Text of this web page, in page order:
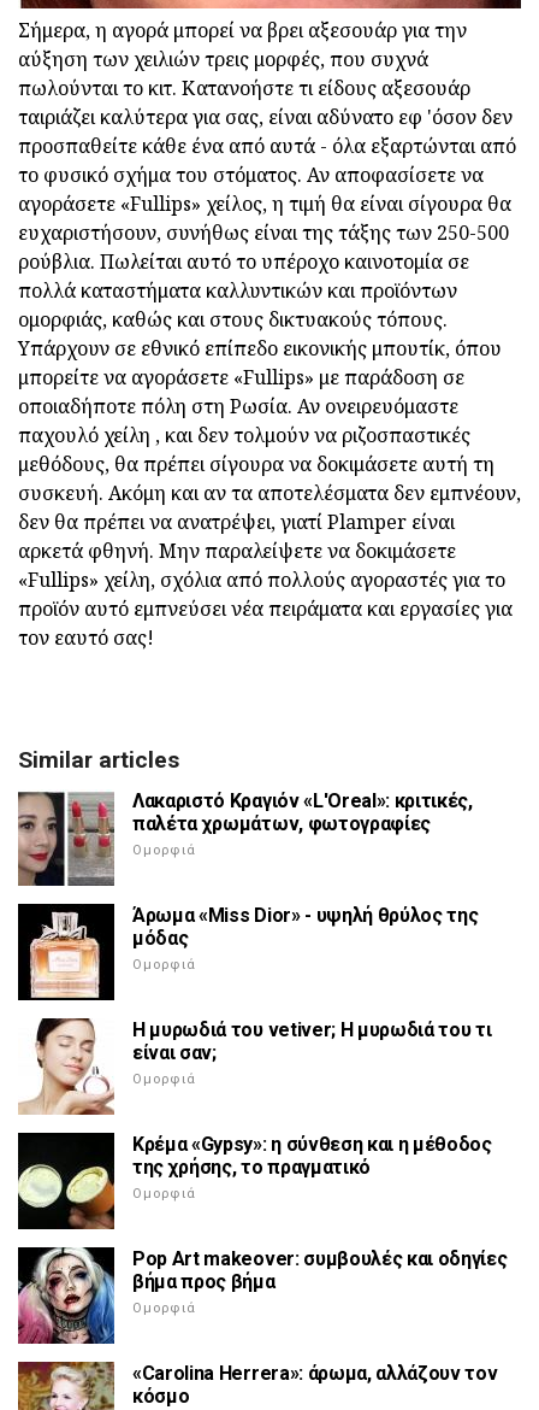
Σήμερα, η αγορά μπορεί να βρει αξεσουάρ για την
αύξηση των χειλιών τρεις μορφές, που συχνά
πωλούνται το κιτ. Κατανοήστε τι είδους αξεσουάρ
ταιριάζει καλύτερα για σας, είναι αδύνατο εφ 'όσον δεν
προσπαθείτε κάθε ένα από αυτά - όλα εξαρτώνται από
το φυσικό σχήμα του στόματος. Αν αποφασίσετε να
αγοράσετε «Fullips» χείλος, η τιμή θα είναι σίγουρα θα
ευχαριστήσουν, συνήθως είναι της τάξης των 250-500
ρούβλια. Πωλείται αυτό το υπέροχο καινοτομία σε
πολλά καταστήματα καλλυντικών και προϊόντων
ομορφιάς, καθώς και στους δικτυακούς τόπους.
Υπάρχουν σε εθνικό επίπεδο εικονικής μπουτίκ, όπου
μπορείτε να αγοράσετε «Fullips» με παράδοση σε
οποιαδήποτε πόλη στη Ρωσία. Αν ονειρευόμαστε
παχουλό χείλη , και δεν τολμούν να ριζοσπαστικές
μεθόδους, θα πρέπει σίγουρα να δοκιμάσετε αυτή τη
συσκευή. Ακόμη και αν τα αποτελέσματα δεν εμπνέουν,
δεν θα πρέπει να ανατρέψει, γιατί Plamper είναι
αρκετά φθηνή. Μην παραλείψετε να δοκιμάσετε
«Fullips» χείλη, σχόλια από πολλούς αγοραστές για το
προϊόν αυτό εμπνεύσει νέα πειράματα και εργασίες για
τον εαυτό σας!
Similar articles
Λακαριστό Κραγιόν «L'Oreal»: κριτικές,
παλέτα χρωμάτων, φωτογραφίες
Ομορφιά
Άρωμα «Miss Dior» - υψηλή θρύλος της
μόδας
Ομορφιά
Η μυρωδιά του vetiver; Η μυρωδιά του τι
είναι σαν;
Ομορφιά
Κρέμα «Gypsy»: η σύνθεση και η μέθοδος
της χρήσης, το πραγματικό
Ομορφιά
Pop Art makeover: συμβουλές και οδηγίες
βήμα προς βήμα
Ομορφιά
«Carolina Herrera»: άρωμα, αλλάζουν τον
κόσμο